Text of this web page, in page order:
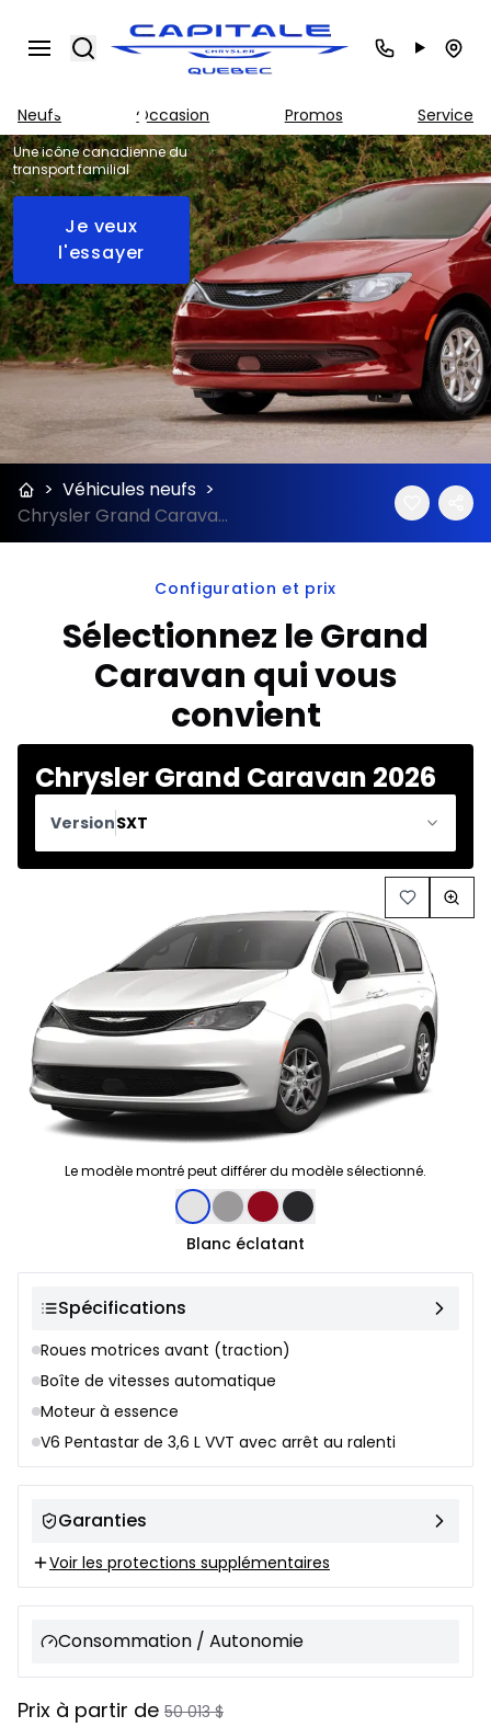
Search
Neufs Occasion Promos Service
Grand
Caravan
2026
Une icône canadienne du
transport familial
Je veux
l'essayer
> Véhicules neufs >
Chrysler Grand Caravan : Prix, specs & fiche technique
Configuration et prix
Sélectionnez le Grand
Caravan qui vous
convient
Chrysler Grand Caravan 2026
VersionSXT
Le modèle montré peut différer du modèle sélectionné.
Sélection de couleur
Blanc éclatant
Spécifications
Roues motrices avant (traction)
Boîte de vitesses automatique
Moteur à essence
V6 Pentastar de 3,6 L VVT avec arrêt au ralenti
Garanties
Voir les protections supplémentaires
Consommation / Autonomie
Prix à partir de 50 013$